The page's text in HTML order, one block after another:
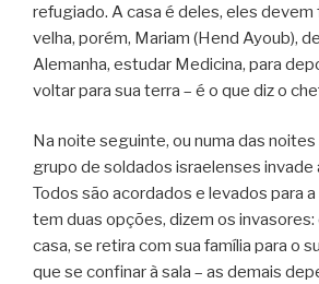
refugiado. A casa é deles, eles devem
velha, porém, Mariam (Hend Ayoub),
Alemanha, estudar Medicina, para
voltar para sua terra – é o que diz o
Na noite seguinte, ou numa das
grupo de soldados israelenses invade
Todos são acordados e levados para
tem duas opções, dizem os invasores:
casa, se retira com sua família para o
que se confinar à sala – as demais